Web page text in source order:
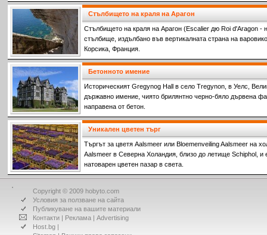
градини. Кой ги е прокопал и с каква цел – това все още е
е изкуството, с което са украсени стените и тавана на
Стълбището на краля на Арагон
Стълбището на краля на Арагон (Escalier дю Roi d'Aragon -
стълбище, издълбано във вертикалната страна на
Корсика, Франция.
Бетонното имение
Историческият Gregynog Hall в село Tregynon, в Уелс,
държавно имение, чиято брилянтно черно-бяло дървена
направена от бетон.
Уникален цветен търг
Търгът за цветя Aalsmeer или Bloemenveiling Aalsmeer на
Aalsmeer в Северна Холандия, близо до летище Schiphol, и
натоварен цветен пазар в света.
Copyright © 2009 hobyto.com
Условия за ползване на сайта
Публикуване на вашите материали
Контакти | Реклама | Advertising
Host.bg |